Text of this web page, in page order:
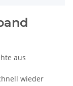
aus
wieder